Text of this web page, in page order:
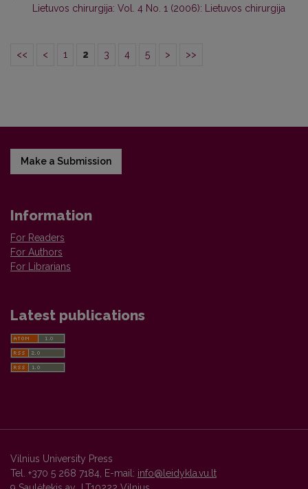
Lietuvos chirurgija: Vol. 4 No. 1 (2006): Lietuvos chirurgija
<< < 1 2 3 4 5 > >>
Make a Submission
Information
For Readers
For Authors
For Librarians
Latest publications
Vilnius University Press
Tel. +370 5 268 7184, E-mail: info@leidykla.vu.lt